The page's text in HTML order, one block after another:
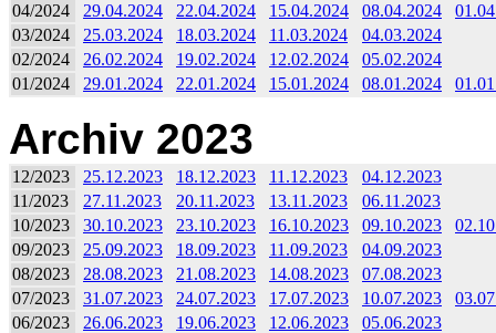
04/2024
29.04.2024 22.04.2024 15.04.2024 08.04.2024
03/2024
25.03.2024 18.03.2024 11.03.2024
04.03.2024
02/2024
26.02.2024 19.02.2024 12.02.2024
05.02.2024
01/2024
29.01.2024 22.01.2024 15.01.2024 08.01.2024
Archiv 2023
12/2023 25.12.2023 18.12.2023 11.12.2023
04.12.2023
11/2023
27.11.2023 20.11.2023 13.11.2023
06.11.2023
10/2023
30.10.2023 23.10.2023 16.10.2023 09.10.2023
09/2023
25.09.2023 18.09.2023 11.09.2023
04.09.2023
08/2023
28.08.2023 21.08.2023 14.08.2023
07.08.2023
07/2023
31.07.2023 24.07.2023 17.07.2023 10.07.2023
06/2023
26.06.2023 19.06.2023 12.06.2023
05.06.2023